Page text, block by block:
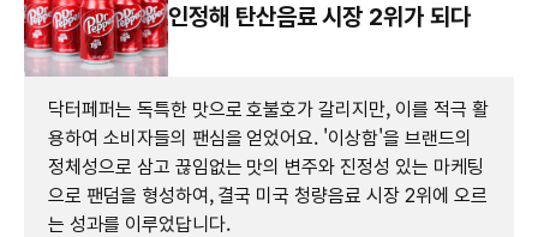
인정해 탄산음료 시장 2위가 되다
닥터페퍼는 독특한 맛으로 호불호가 갈리지만, 이를 적극 활
용하여 소비자들의 팬심을 얻었어요. '이상함'을 브랜드의
정체성으로 삼고 끊임없는 맛의 변주와 진정성 있는 마케팅
으로 팬덤을 형성하여, 결국 미국 청량음료 시장 2위에 오르
는 성과를 이루었답니다.